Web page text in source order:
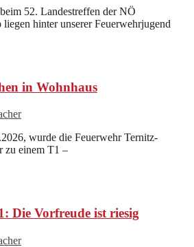
52. Landestreffen der NÖ
hinter unserer Feuerwehrjugend
in Wohnhaus
wurde die Feuerwehr Ternitz-
zu einem T1 –
Die Vorfreude ist riesig